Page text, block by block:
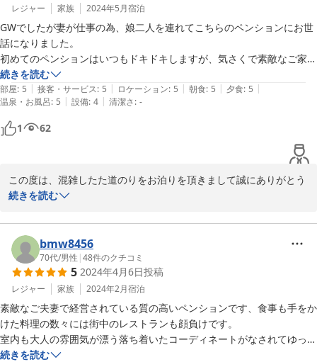
お客様がお帰りになられた昨日から梅雨入。
都会ではお仕事でお忙しいとぞんじますが
どうぞお体にはご留意下さいましてこれからもお気軽にお泊りにお
越しくださいませ。お迎えに参ります。
2024-06-23
レジャー 家族 2024年5月宿泊
GWでしたが妻が仕事の為、娘二人を連れてこちらのペンションにお世
話になりました。
初めてのペンションはいつもドキドキしますが、気さくで素敵なご家族
が経営されており娘二人も大変喜んでおりました。
夕食前に到着、バタバタとお風呂を済ませて夕食。
お風呂も気持ちよかったし、食事もとてもおいしく大満足でした。
夕食後は夜の散歩で星空を！
家族の思い出に残る素敵な旅でした。
大変お世話になりました！
続きを読む
部屋: 5 | 接客・サービス: 5 | ロケーション: 5 | 朝食: 5 | 夕食: 5 |
温泉・お風呂: 5 | 設備: 4 | 清潔さ: -
1 62
この度は、混雑したた道のりをお泊りを頂きまして誠にありがとう
ございました。こちらはオーバーツーリズムや外国人観光客の居な
り合いと感じております。
皆様にはこれを御縁にお越し頂きますようお願いいたします。
2024-05-05
続きを読む
bmw8456
70代/男性 |48件のクチコミ
5 2024年4月6日投稿
レジャー 家族 2024年2月宿泊
素敵なご夫妻で経営されている質の高いペンションです、食事も手をか
けた料理の数々には街中のレストランも顔負けです。
室内も大人の雰囲気が漂う落ち着いたコーディネートがなされてゆった
り過ごせました。
続きを読む